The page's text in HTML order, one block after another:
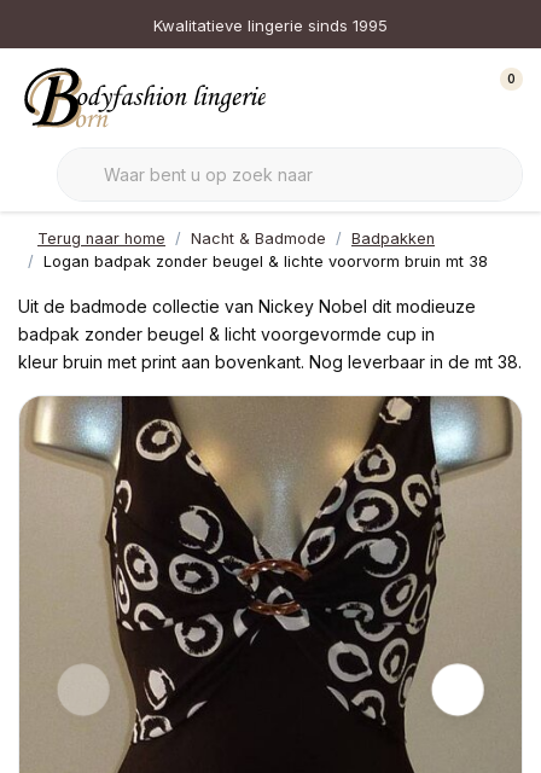
Kwalitatieve lingerie sinds 1995
0
Terug naar home Nacht & Badmode
Badpakken
Logan badpak zonder beugel & lichte voorvorm bruin mt 38
Uit de badmode collectie van Nickey Nobel dit modieuze
badpak zonder beugel & licht voorgevormde cup in
kleur bruin met print aan bovenkant. Nog leverbaar in de mt 38.